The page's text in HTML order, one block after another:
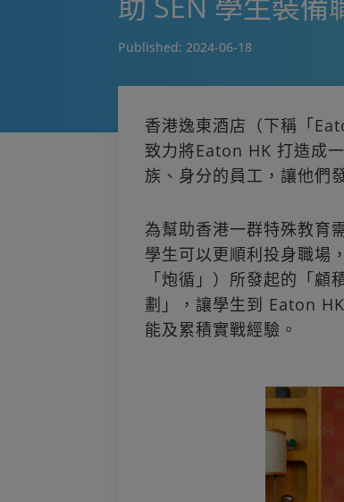
Published: 2024-06-18
香港逸東酒店（下稱「
致力將Eaton HK 打造成
族、身分的員工，讓他們
為幫助香港一群特殊教育
學生可以更順利投身職場
「炮循」）所發起的「
劃」，讓學生到 Eaton
能及累積實戰經驗。